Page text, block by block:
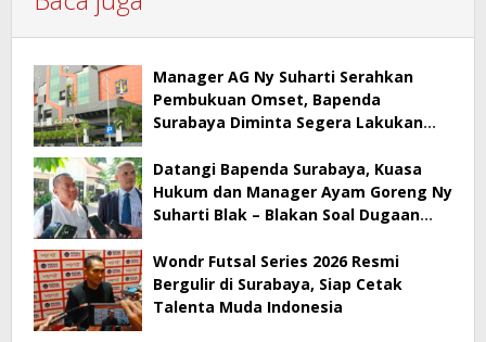
Manager AG Ny Suharti Serahkan
Pembukuan Omset, Bapenda
Surabaya Diminta Segera Lakukan
Datangi Bapenda Surabaya, Kuasa
Hukum dan Manager Ayam Goreng Ny
Suharti Blak – Blakan Soal Dugaan
Wondr Futsal Series 2026 Resmi
Bergulir di Surabaya, Siap Cetak
Talenta Muda Indonesia